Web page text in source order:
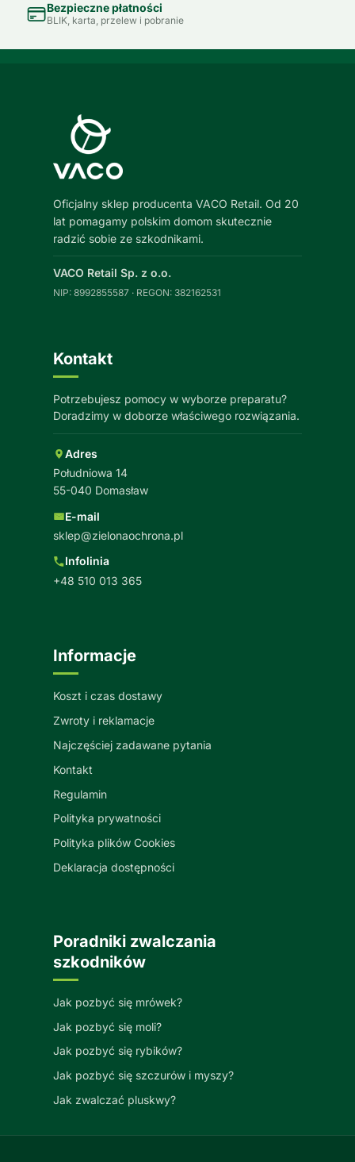
Bezpieczne płatności
BLIK, karta, przelew i pobranie
Oficjalny sklep producenta VACO Retail. Od 20
lat pomagamy polskim domom skutecznie
radzić sobie ze szkodnikami.
VACO Retail Sp. z o.o.
NIP: 8992855587 · REGON: 382162531
Kontakt
Potrzebujesz pomocy w wyborze preparatu?
Doradzimy w doborze właściwego rozwiązania.
Adres
Południowa 14
55-040 Domasław
E-mail
sklep@zielonaochrona.pl
Infolinia
+48 510 013 365
Informacje
Koszt i czas dostawy
Zwroty i reklamacje
Najczęściej zadawane pytania
Kontakt
Regulamin
Polityka prywatności
Polityka plików Cookies
Deklaracja dostępności
Poradniki zwalczania
szkodników
Jak pozbyć się mrówek?
Jak pozbyć się moli?
Jak pozbyć się rybików?
Jak pozbyć się szczurów i myszy?
Jak zwalczać pluskwy?